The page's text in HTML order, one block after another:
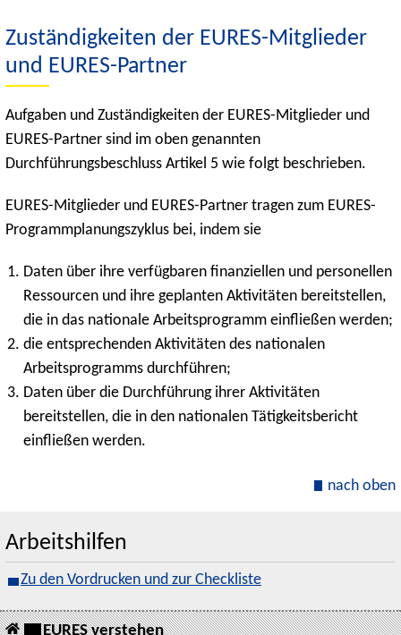
Zuständigkeiten der EURES-Mitglieder
und EURES-Partner
Aufgaben und Zuständigkeiten der EURES-Mitglieder und
EURES-Partner sind im oben genannten
Durchführungsbeschluss Artikel 5 wie folgt beschrieben.
EURES-Mitglieder und EURES-Partner tragen zum EURES-
Programmplanungszyklus bei, indem sie
Daten über ihre verfügbaren finanziellen und personellen
Ressourcen und ihre geplanten Aktivitäten bereitstellen,
die in das nationale Arbeitsprogramm einfließen werden;
die entsprechenden Aktivitäten des nationalen
Arbeitsprogramms durchführen;
Daten über die Durchführung ihrer Aktivitäten
bereitstellen, die in den nationalen Tätigkeitsbericht
einfließen werden.
nach oben
Arbeitshilfen
Zu den Vordrucken und zur Checkliste
EURES verstehen